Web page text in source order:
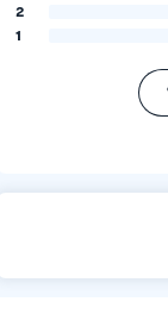
2
1